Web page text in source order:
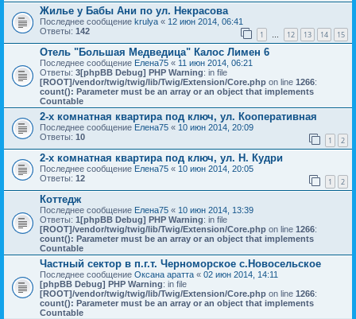
Жилье у Бабы Ани по ул. Некрасова
Последнее сообщение krulya « 12 июн 2014, 06:41
Ответы: 142 1 … 12 13 14 15
Отель "Большая Медведица" Калос Лимен 6
Последнее сообщение Елена75 « 11 июн 2014, 06:21
Ответы: 3[phpBB Debug] PHP Warning: in file
[ROOT]/vendor/twig/twig/lib/Twig/Extension/Core.php on line 1266:
count(): Parameter must be an array or an object that implements
Countable
2-х комнатная квартира под ключ, ул. Кооперативная
Последнее сообщение Елена75 « 10 июн 2014, 20:09
Ответы: 10 1 2
2-х комнатная квартира под ключ, ул. Н. Кудри
Последнее сообщение Елена75 « 10 июн 2014, 20:05
Ответы: 12 1 2
Коттедж
Последнее сообщение Елена75 « 10 июн 2014, 13:39
Ответы: 1 [phpBB Debug] PHP Warning: in file
[ROOT]/vendor/twig/twig/lib/Twig/Extension/Core.php on line 1266:
count(): Parameter must be an array or an object that implements
Countable
Частный сектор в п.г.т. Черноморское с.Новосельское
Последнее сообщение Оксана аратта « 02 июн 2014, 14:11
[phpBB Debug] PHP Warning: in file
[ROOT]/vendor/twig/twig/lib/Twig/Extension/Core.php on line 1266:
count(): Parameter must be an array or an object that implements
Countable